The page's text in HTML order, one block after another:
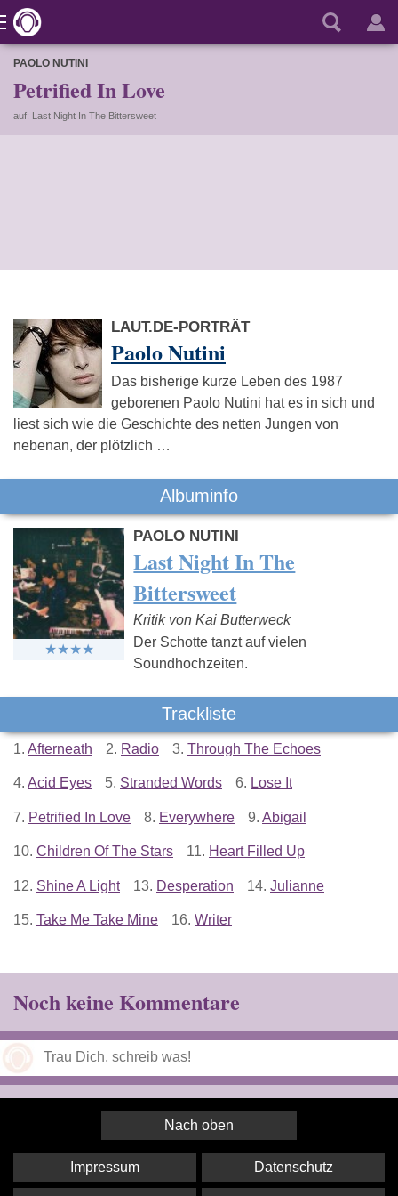
PAOLO NUTINI
Petrified In Love
auf: Last Night In The Bittersweet
LAUT.DE-PORTRÄT
Paolo Nutini
Das bisherige kurze Leben des 1987
geborenen Paolo Nutini hat es in sich und
liest sich wie die Geschichte des netten Jungen von
nebenan, der plötzlich …
Albuminfo
PAOLO NUTINI
Last Night In The
Bittersweet
Kritik von Kai Butterweck
Der Schotte tanzt auf vielen
Soundhochzeiten.
Trackliste
1. Afterneath 2. Radio 3. Through The Echoes
4. Acid Eyes 5. Stranded Words 6. Lose It
7. Petrified In Love 8. Everywhere 9. Abigail
10. Children Of The Stars 11. Heart Filled Up
12. Shine A Light 13. Desperation 14. Julianne
15. Take Me Take Mine 16. Writer
Noch keine Kommentare
Nach oben
Impressum Datenschutz